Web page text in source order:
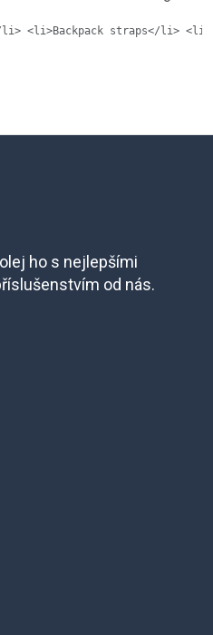
li> <li>Backpack straps</li>
ho s nejlepšími
od nás.